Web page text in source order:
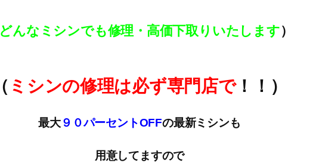
どんなミシンでも修理・高価下取りいたします）
（ ミシンの修理は必ず専門店で！！）
最大９０パーセントOFFの最新ミシンも
用意してますので